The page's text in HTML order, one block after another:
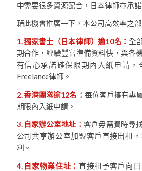
中需要很多資源配合，日本律師亦承諾
藉此機會推廣一下，本公司高效率之部
1. 獨家書士（日本律師）逾10名：全
期合作，經驗豐富準備資料快，與各
有信心承諾確保限期內入紙申請，
Freelance律師。
2. 香港團隊逾12名： 每位客戶擁有專
期限內入紙申請。
3. 自家辦公室地址： 客戶毋需費時尋
公司共享辦公室加盟客戶直接出租
利。
4. 自家物業住址： 直接租予客戶向